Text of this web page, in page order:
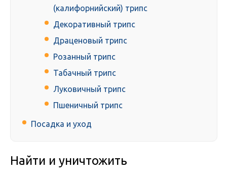
(калифорнийский) трипс
Декоративный трипc
Драценовый трипc
Розанный трипc
Табачный трипc
Луковичный трипc
Пшеничный трипс
Посадка и уход
Найти и уничтожить